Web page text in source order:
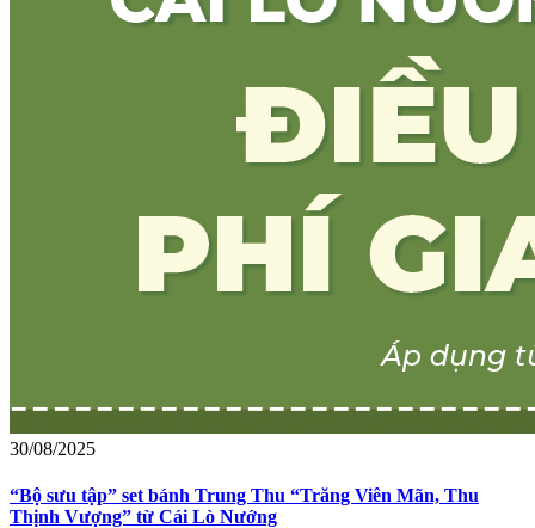
30/08/2025
“Bộ sưu tập” set bánh Trung Thu “Trăng Viên Mãn, Thu
Thịnh Vượng” từ Cái Lò Nướng